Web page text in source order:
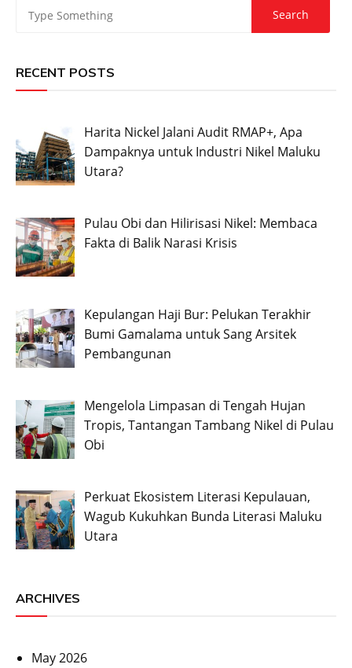
RECENT POSTS
Harita Nickel Jalani Audit RMAP+, Apa
Dampaknya untuk Industri Nikel Maluku
Utara?
Pulau Obi dan Hilirisasi Nikel: Membaca
Fakta di Balik Narasi Krisis
Kepulangan Haji Bur: Pelukan Terakhir
Bumi Gamalama untuk Sang Arsitek
Pembangunan
Mengelola Limpasan di Tengah Hujan
Tropis, Tantangan Tambang Nikel di Pulau
Obi
Perkuat Ekosistem Literasi Kepulauan,
Wagub Kukuhkan Bunda Literasi Maluku
Utara
ARCHIVES
May 2026